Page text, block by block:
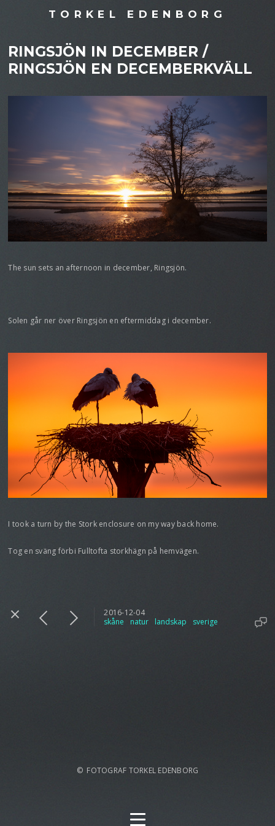
TORKEL EDENBORG
RINGSJÖN IN DECEMBER /
RINGSJÖN EN DECEMBERKVÄLL
The sun sets an afternoon in december, Ringsjön.
Solen går ner över Ringsjön en eftermiddag i december.
I took a turn by the Stork enclosure on my way back home.
Tog en sväng förbi Fulltofta storkhägn på hemvägen.
2016-12-04
skåne
natur landskap sverige
© FOTOGRAF TORKEL EDENBORG